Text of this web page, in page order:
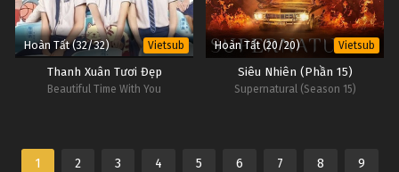
Hoàn Tất (32/32) Vietsub
Thanh Xuân Tươi Đẹp
Beautiful Time With You
Hoàn Tất (20/20) Vietsub
Siêu Nhiên (Phần 15)
Supernatural (Season 15)
1 2 3 4 5 6 7 8 9